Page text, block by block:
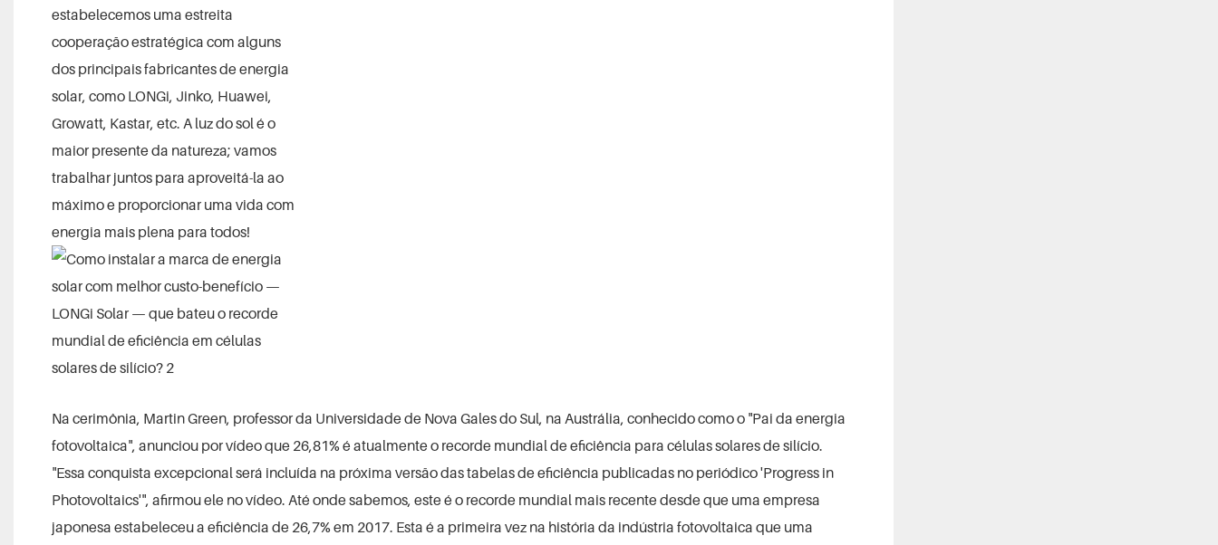
estabelecemos uma estreita
cooperação estratégica com alguns
dos principais fabricantes de energia
solar, como LONGi, Jinko, Huawei,
Growatt, Kastar, etc. A luz do sol é o
maior presente da natureza; vamos
trabalhar juntos para aproveitá-la ao
máximo e proporcionar uma vida com
energia mais plena para todos!
Na cerimônia, Martin Green, professor da Universidade de Nova Gales do Sul, na Austrália, conhecido como o "Pai da energia
fotovoltaica", anunciou por vídeo que 26,81% é atualmente o recorde mundial de eficiência para células solares de silício.
"Essa conquista excepcional será incluída na próxima versão das tabelas de eficiência publicadas no periódico 'Progress in
Photovoltaics'", afirmou ele no vídeo. Até onde sabemos, este é o recorde mundial mais recente desde que uma empresa
japonesa estabeleceu a eficiência de 26,7% em 2017. Esta é a primeira vez na história da indústria fotovoltaica que uma